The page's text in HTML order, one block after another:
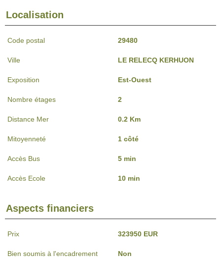
Localisation
Code postal 29480
Ville LE RELECQ KERHUON
Exposition Est-Ouest
Nombre étages 2
Distance Mer 0.2 Km
Mitoyenneté 1 côté
Accès Bus 5 min
Accès Ecole 10 min
Aspects financiers
Prix 323950 EUR
Bien soumis à l'encadrement
Non